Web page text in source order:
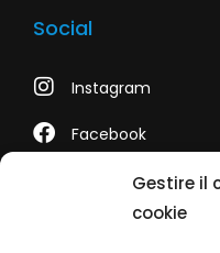
Gestire il
cookie
Social
Instagram
Facebook